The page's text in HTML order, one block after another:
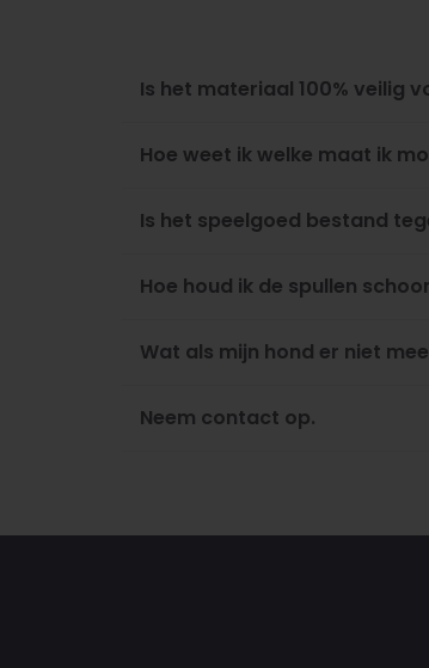
Is het materiaal 100% veilig
Hoe weet ik welke maat ik
Is het speelgoed bestand
Hoe houd ik de spullen
Wat als mijn hond er niet
Neem contact op.